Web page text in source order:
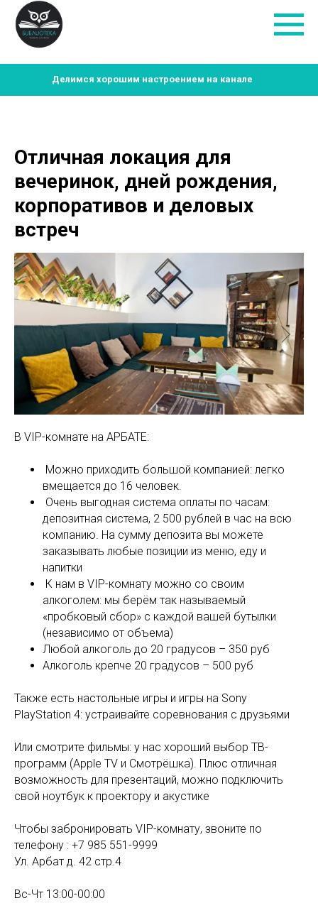
Делимся хорошим настроением на канале
Отличная локация для
вечеринок, дней рождения,
корпоративов и деловых
встреч
В VIP-комнате на АРБАТЕ:
Можно приходить большой компанией: легко
вмещается до 16 человек.
Очень выгодная система оплаты по часам:
депозитная система, 2 500 рублей в час на всю
компанию. На сумму депозита вы можете
заказывать любые позиции из меню, еду и
напитки
К нам в VIP-комнату можно со своим
алкоголем: мы берём так называемый
«пробковый сбор» с каждой вашей бутылки
(независимо от объема)
Любой алкоголь до 20 градусов – 350 руб
Алкоголь крепче 20 градусов – 500 руб
Также есть настольные игры и игры на Sony
PlayStation 4: устраивайте соревнования с друзьями
Или смотрите фильмы: у нас хороший выбор ТВ-
программ (Apple TV и Смотрёшка). Плюс отличная
возможность для презентаций, можно подключить
свой ноутбук к проектору и акустике
Чтобы забронировать VIP-комнату, звоните по
телефону : +7 985 551-9999
Ул. Арбат д. 42 стр.4
Вс-Чт 13:00-00:00⠀